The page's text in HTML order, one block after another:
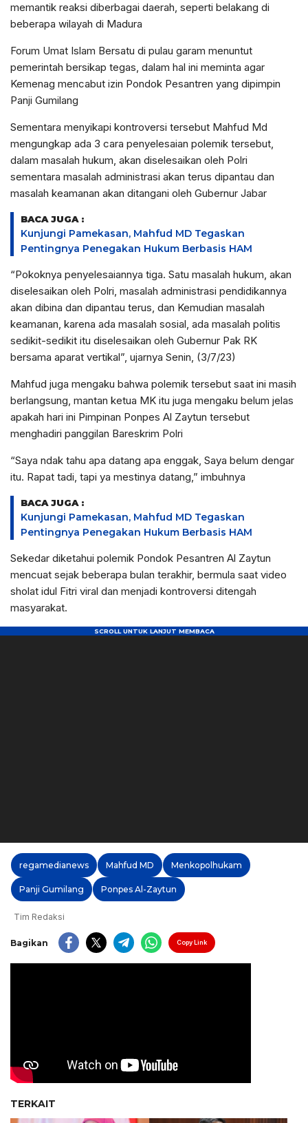
memantik reaksi diberbagai daerah, seperti belakang di
beberapa wilayah di Madura
Forum Umat Islam Bersatu di pulau garam menuntut
pemerintah bersikap tegas, dalam hal ini meminta agar
Kemenag mencabut izin Pondok Pesantren yang dipimpin
Panji Gumilang
Sementara menyikapi kontroversi tersebut Mahfud Md
mengungkap ada 3 cara penyelesaian polemik tersebut,
dalam masalah hukum, akan diselesaikan oleh Polri
sementara masalah administrasi akan terus dipantau dan
masalah keamanan akan ditangani oleh Gubernur Jabar
BACA JUGA :
Kunjungi Pamekasan, Mahfud MD Tegaskan
Pentingnya Penegakan Hukum Berbasis HAM
“Pokoknya penyelesaiannya tiga. Satu masalah hukum, akan
diselesaikan oleh Polri, masalah administrasi pendidikannya
akan dibina dan dipantau terus, dan Kemudian masalah
keamanan, karena ada masalah sosial, ada masalah politis
sedikit-sedikit itu diselesaikan oleh Gubernur Pak RK
bersama aparat vertikal”, ujarnya Senin, (3/7/23)
Mahfud juga mengaku bahwa polemik tersebut saat ini masih
berlangsung, mantan ketua MK itu juga mengaku belum jelas
apakah hari ini Pimpinan Ponpes Al Zaytun tersebut
menghadiri panggilan Bareskrim Polri
“Saya ndak tahu apa datang apa enggak, Saya belum dengar
itu. Rapat tadi, tapi ya mestinya datang,” imbuhnya
BACA JUGA :
Kunjungi Pamekasan, Mahfud MD Tegaskan
Pentingnya Penegakan Hukum Berbasis HAM
Sekedar diketahui polemik Pondok Pesantren Al Zaytun
mencuat sejak beberapa bulan terakhir, bermula saat video
sholat idul Fitri viral dan menjadi kontroversi ditengah
masyarakat.
regamedianews Mahfud MD Menkopolhukam
Panji Gumilang Ponpes Al-Zaytun
Tim Redaksi
Bagikan Copy Link
TERKAIT